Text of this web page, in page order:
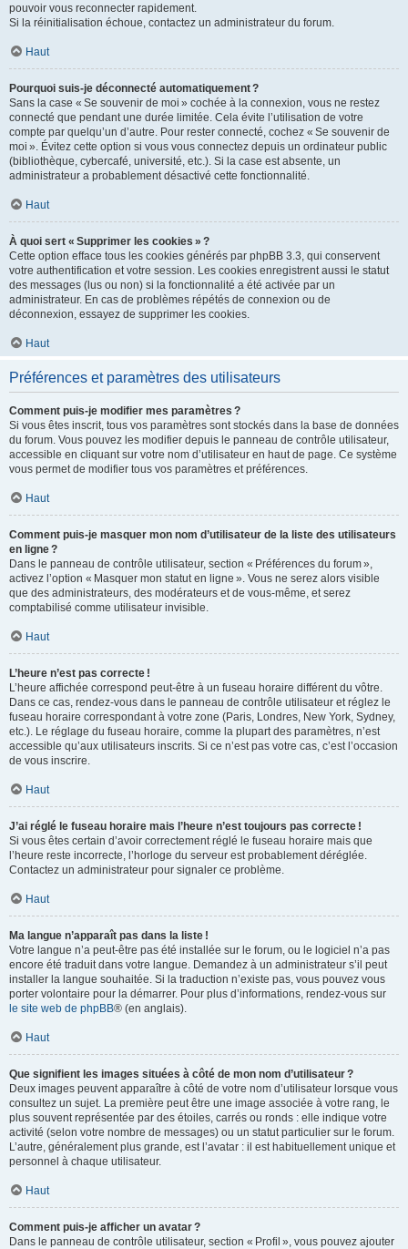
pouvoir vous reconnecter rapidement.
Si la réinitialisation échoue, contactez un administrateur du forum.
Haut
Pourquoi suis-je déconnecté automatiquement ?
Sans la case « Se souvenir de moi » cochée à la connexion, vous ne restez
connecté que pendant une durée limitée. Cela évite l’utilisation de votre
compte par quelqu’un d’autre. Pour rester connecté, cochez « Se souvenir de
moi ». Évitez cette option si vous vous connectez depuis un ordinateur public
(bibliothèque, cybercafé, université, etc.). Si la case est absente, un
administrateur a probablement désactivé cette fonctionnalité.
Haut
À quoi sert « Supprimer les cookies » ?
Cette option efface tous les cookies générés par phpBB 3.3, qui conservent
votre authentification et votre session. Les cookies enregistrent aussi le statut
des messages (lus ou non) si la fonctionnalité a été activée par un
administrateur. En cas de problèmes répétés de connexion ou de
déconnexion, essayez de supprimer les cookies.
Haut
Préférences et paramètres des utilisateurs
Comment puis-je modifier mes paramètres ?
Si vous êtes inscrit, tous vos paramètres sont stockés dans la base de données
du forum. Vous pouvez les modifier depuis le panneau de contrôle utilisateur,
accessible en cliquant sur votre nom d’utilisateur en haut de page. Ce système
vous permet de modifier tous vos paramètres et préférences.
Haut
Comment puis-je masquer mon nom d’utilisateur de la liste des utilisateurs
en ligne ?
Dans le panneau de contrôle utilisateur, section « Préférences du forum »,
activez l’option « Masquer mon statut en ligne ». Vous ne serez alors visible
que des administrateurs, des modérateurs et de vous-même, et serez
comptabilisé comme utilisateur invisible.
Haut
L’heure n’est pas correcte !
L’heure affichée correspond peut-être à un fuseau horaire différent du vôtre.
Dans ce cas, rendez-vous dans le panneau de contrôle utilisateur et réglez le
fuseau horaire correspondant à votre zone (Paris, Londres, New York, Sydney,
etc.). Le réglage du fuseau horaire, comme la plupart des paramètres, n’est
accessible qu’aux utilisateurs inscrits. Si ce n’est pas votre cas, c’est l’occasion
de vous inscrire.
Haut
J’ai réglé le fuseau horaire mais l’heure n’est toujours pas correcte !
Si vous êtes certain d’avoir correctement réglé le fuseau horaire mais que
l’heure reste incorrecte, l’horloge du serveur est probablement déréglée.
Contactez un administrateur pour signaler ce problème.
Haut
Ma langue n’apparaît pas dans la liste !
Votre langue n’a peut-être pas été installée sur le forum, ou le logiciel n’a pas
encore été traduit dans votre langue. Demandez à un administrateur s’il peut
installer la langue souhaitée. Si la traduction n’existe pas, vous pouvez vous
porter volontaire pour la démarrer. Pour plus d’informations, rendez-vous sur
le site web de phpBB® (en anglais).
Haut
Que signifient les images situées à côté de mon nom d’utilisateur ?
Deux images peuvent apparaître à côté de votre nom d’utilisateur lorsque vous
consultez un sujet. La première peut être une image associée à votre rang, le
plus souvent représentée par des étoiles, carrés ou ronds : elle indique votre
activité (selon votre nombre de messages) ou un statut particulier sur le forum.
L’autre, généralement plus grande, est l’avatar : il est habituellement unique et
personnel à chaque utilisateur.
Haut
Comment puis-je afficher un avatar ?
Dans le panneau de contrôle utilisateur, section « Profil », vous pouvez ajouter